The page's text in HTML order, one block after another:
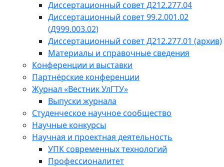
Диссертационный совет Д212.277.04
Диссертационный совет 99.2.001.02
(Д999.003.02)
Диссертационный совет Д212.277.01 (архив)
Материалы и справочные сведения
Конференции и выставки
Партнёрские конференции
Журнал «Вестник УлГТУ»
Выпуски журнала
Студенческое научное сообщество
Научные конкурсы
Научная и проектная деятельность
УПК современных технологий
Профессионалитет